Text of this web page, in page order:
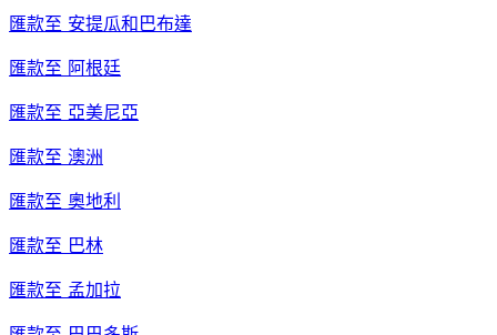
匯款至 安提瓜和巴布達
匯款至 阿根廷
匯款至 亞美尼亞
匯款至 澳洲
匯款至 奧地利
匯款至 巴林
匯款至 孟加拉